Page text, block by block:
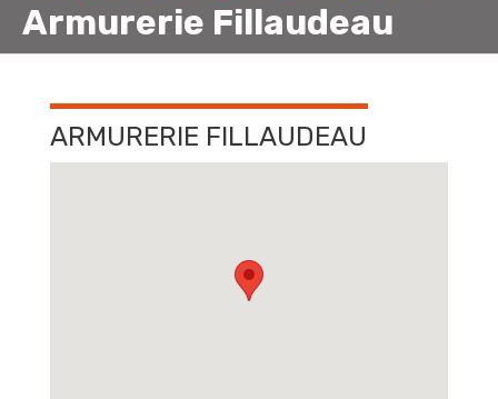
Armurerie Fillaudeau
ARMURERIE FILLAUDEAU